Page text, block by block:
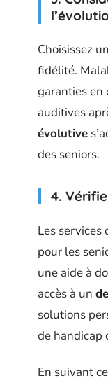
Choisissez
fidélité.
garanties en
auditives
évolutive
des seniors.
4.
Les services
pour les
une aide à
accès à un
solutions
de handicap
En suivant